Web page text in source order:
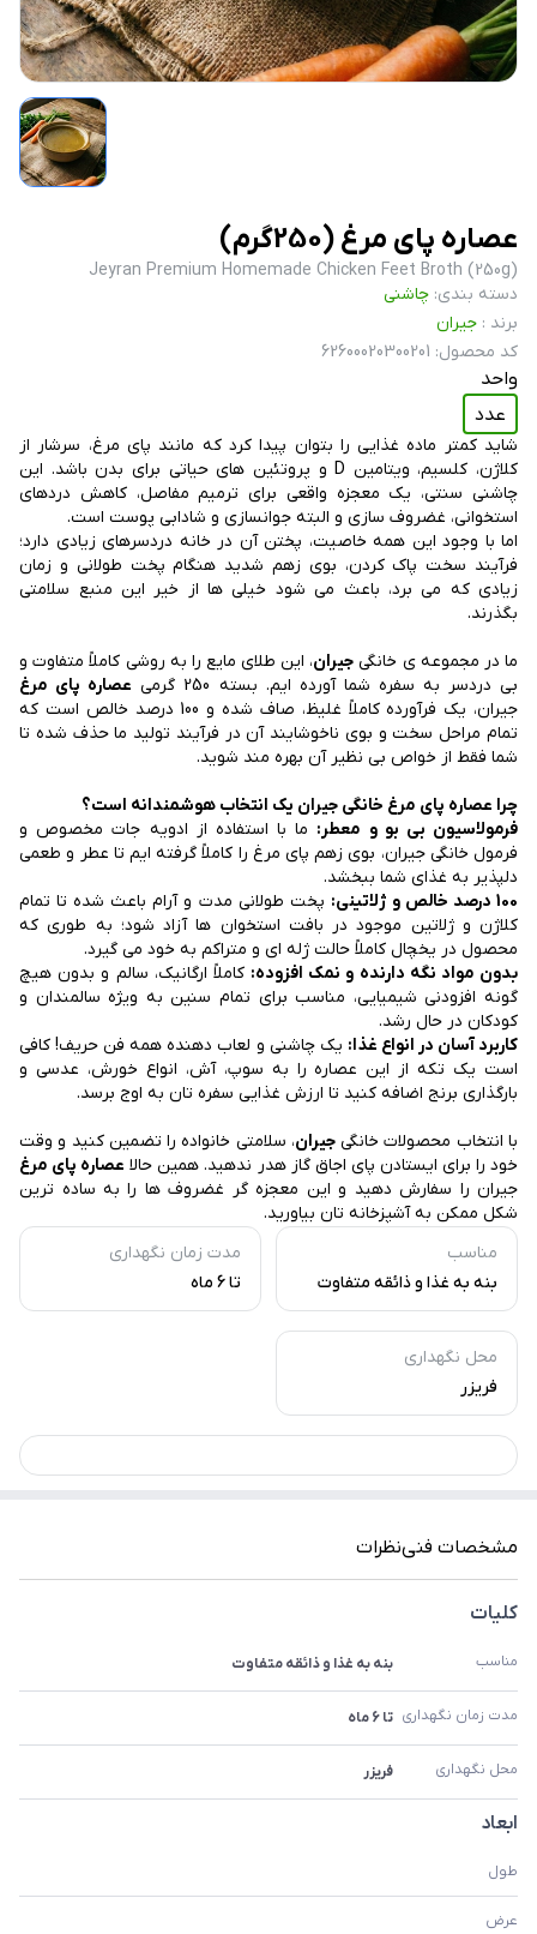
عصاره پای مرغ (250گرم)
Jeyran Premium Homemade Chicken Feet Broth (250g)
مناسب
بنه به غذا و ذائقه متفاوت
مدت زمان نگهداری
تا 6 ماه
محل نگهداری
فریزر
دسته بندی: چاشنی
برند : جیران
کد محصول:
62600020300201
واحد
عدد
شاید کمتر ماده غذایی را بتوان پیدا کرد که مانند پای مرغ، سرشار از
کلاژن، کلسیم، ویتامین D و پروتئین های حیاتی برای بدن باشد. این
چاشنی سنتی، یک معجزه واقعی برای ترمیم مفاصل، کاهش دردهای
استخوانی، غضروف سازی و البته جوانسازی و شادابی پوست است.
اما با وجود این همه خاصیت، پختن آن در خانه دردسرهای زیادی دارد؛
فرآیند سخت پاک کردن، بوی زهم شدید هنگام پخت طولانی و زمان
زیادی که می برد، باعث می شود خیلی ها از خیر این منبع سلامتی
بگذرند.
ما در مجموعه ی خانگی جیران، این طلای مایع را به روشی کاملاً متفاوت و
بی دردسر به سفره شما آورده ایم. بسته 250 گرمی
عصاره پای مرغ
جیران، یک فرآورده کاملاً غلیظ، صاف شده و 100 درصد خالص است که
تمام مراحل سخت و بوی ناخوشایند آن در فرآیند تولید ما حذف شده تا
شما فقط از خواص بی نظیر آن بهره مند شوید.
چرا عصاره پای مرغ خانگی جیران یک انتخاب هوشمندانه است؟
فرمولاسیون بی بو و معطر: ما با استفاده از ادویه جات مخصوص و
فرمول خانگی جیران، بوی زهم پای مرغ را کاملاً گرفته ایم تا عطر و طعمی
دلپذیر به غذای شما ببخشد.
100 درصد خالص و ژلاتینی:
پخت طولانی مدت و آرام باعث شده تا تمام
کلاژن و ژلاتین موجود در بافت استخوان ها آزاد شود؛ به طوری که
محصول در یخچال کاملاً حالت ژله ای و متراکم به خود می گیرد.
بدون مواد نگه دارنده و نمک افزوده: کاملاً ارگانیک، سالم و بدون هیچ
گونه افزودنی شیمیایی، مناسب برای تمام سنین به ویژه سالمندان و
کودکان در حال رشد.
کاربرد آسان در انواع غذا: یک چاشنی و لعاب دهنده همه فن حریف! کافی
است یک تکه از این عصاره را به سوپ، آش، انواع خورش، عدسی و
بارگذاری برنج اضافه کنید تا ارزش غذایی سفره تان به اوج برسد.
با انتخاب محصولات خانگیجیران، سلامتی خانواده را تضمین کنید و وقت
خود را برای ایستادن پای اجاق گاز هدر ندهید. همین حالا عصاره پای مرغ
جیران را سفارش دهید و این معجزه گر غضروف ها را به ساده ترین
شکل ممکن به آشپزخانه تان بیاورید.
مشخصات فنینظرات
کلیات
مناسب بنه به غذا و ذائقه متفاوت
مدت زمان نگهداری تا 6 ماه
محل نگهداری فریزر
ابعاد
طول
عرض